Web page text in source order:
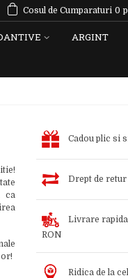
Cosul de Cumparaturi 0
ARGINT
ca
Cadou plic si
Drept de retur
Livrare
RON
Ridica de la